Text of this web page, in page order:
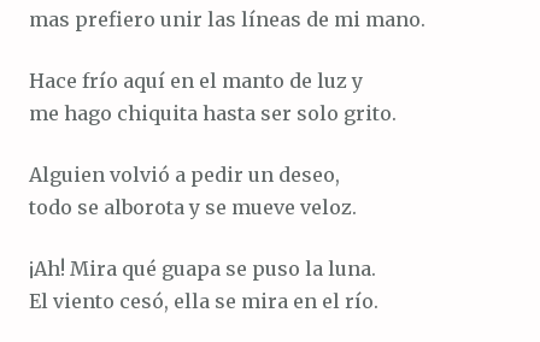
mas prefiero unir las líneas de mi mano.
Hace frío aquí en el manto de luz y
me hago chiquita hasta ser solo grito.
Alguien volvió a pedir un deseo,
todo se alborota y se mueve veloz.
¡Ah! Mira qué guapa se puso la luna.
El viento cesó, ella se mira en el río.